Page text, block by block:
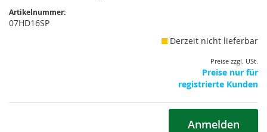
Artikelnummer:
07HD16SP
Derzeit nicht lieferbar
Preise zzgl. USt.
Preise nur für
registrierte Kunden
Anmelden